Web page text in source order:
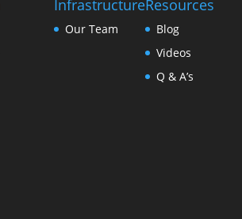
Infrastructure
Our Team
Resources
Blog
Videos
Q & A’s